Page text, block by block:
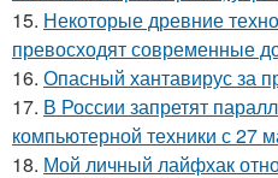
15. Некоторые древние
превосходят современные
16. Опасный хантавирус за
17. В России запретят
компьютерной техники с 27
18. Мой личный лайфхак